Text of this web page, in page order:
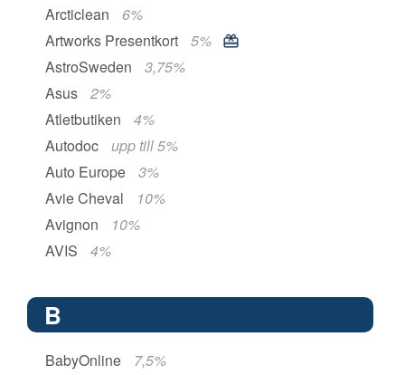
Arcticlean
6%
Artworks Presentkort
5%
AstroSweden
3,75%
Asus
2%
Atletbutiken
4%
Autodoc
upp till 5%
Auto Europe
3%
Avie Cheval
10%
Avignon
10%
AVIS
4%
B
BabyOnline
7,5%